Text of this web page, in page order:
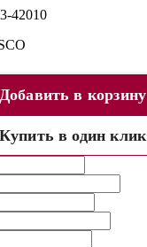
42010
Добавить в корзину
Купить в один клик